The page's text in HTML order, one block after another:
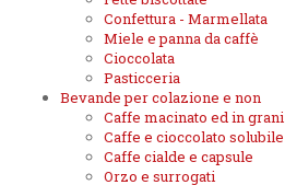
Confettura - Marmellata
Miele e panna da caffè
Cioccolata
Pasticceria
Bevande per colazione e non
Caffe macinato ed in grani
Caffe e cioccolato solubile
Caffe cialde e capsule
Orzo e surrogati